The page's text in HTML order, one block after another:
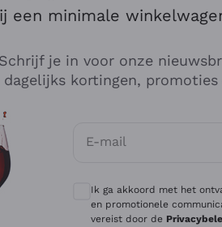
Antinori
Ca' del Bosco
een minimale
Schrijf je in voor onze
dagelijks kortingen,
E-mail
Optionele
Ik ga akkoord met het
en promotionele
vereist door de